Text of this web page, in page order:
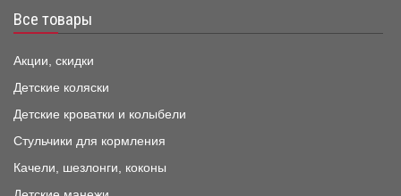
Все товары
Акции, скидки
Детские коляски
Детские кроватки и колыбели
Стульчики для кормления
Качели, шезлонги, коконы